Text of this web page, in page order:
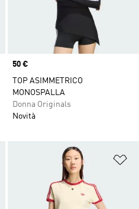
Price
50 €
TOP ASIMMETRICO
MONOSPALLA
Donna Originals
Novità
Aggiungi alla lista dei desideri